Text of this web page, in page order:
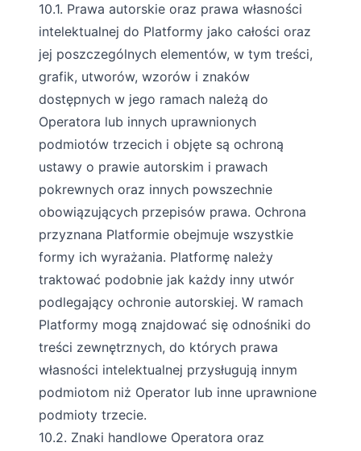
10.1. Prawa autorskie oraz prawa własności
intelektualnej do Platformy jako całości oraz
jej poszczególnych elementów, w tym treści,
grafik, utworów, wzorów i znaków
dostępnych w jego ramach należą do
Operatora lub innych uprawnionych
podmiotów trzecich i objęte są ochroną
ustawy o prawie autorskim i prawach
pokrewnych oraz innych powszechnie
obowiązujących przepisów prawa. Ochrona
przyznana Platformie obejmuje wszystkie
formy ich wyrażania. Platformę należy
traktować podobnie jak każdy inny utwór
podlegający ochronie autorskiej. W ramach
Platformy mogą znajdować się odnośniki do
treści zewnętrznych, do których prawa
własności intelektualnej przysługują innym
podmiotom niż Operator lub inne uprawnione
podmioty trzecie.
10.2. Znaki handlowe Operatora oraz